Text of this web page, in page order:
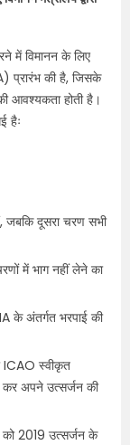
में विमानन के लिए
प्रारंभ की है, जिसके
आवश्यकता होती है।
हैः
दूसरा चरण सभी
में भाग नहीं लेने का
के अंतर्गत भरपाई की
ICAO स्वीकृत
कर अपने उत्सर्जन की
2019 उत्सर्जन के